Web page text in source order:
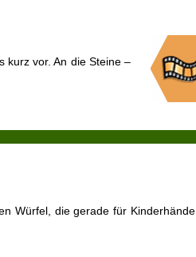
kurz vor. An die Steine –
Würfel, die gerade für Kinderhände